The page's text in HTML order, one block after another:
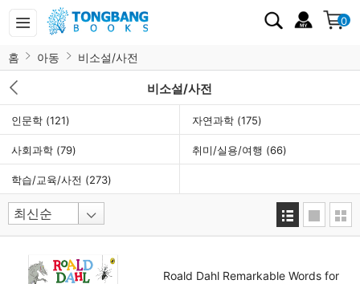
0
홈 아동 비소설/사전
비소설/사전
인문학 (121) 자연과학 (175)
사회과학 (79) 취미/실용/여행 (66)
학습/교육/사전 (273)
Roald Dahl Remarkable Words for